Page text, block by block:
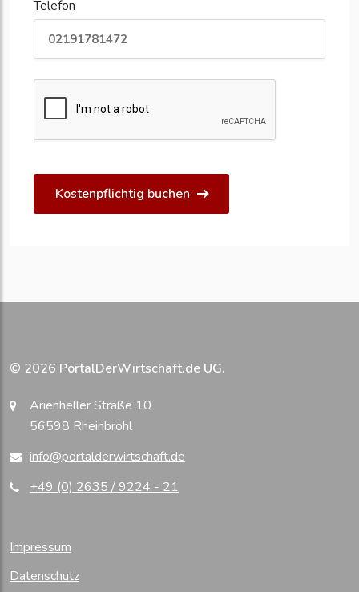
Telefon
Kostenpflichtig buchen
© 2026 PortalDerWirtschaft.de UG.
Arienheller Straße 10
56598 Rheinbrohl
info@portalderwirtschaft.de
+49 (0) 2635 / 9224 - 21
Impressum
Datenschutz